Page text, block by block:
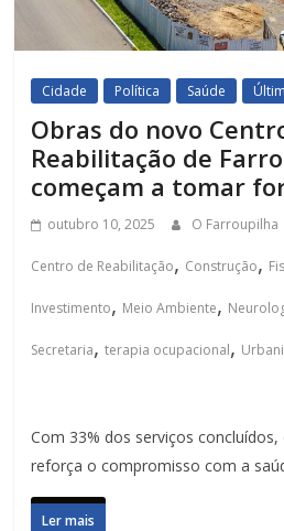
Cidade Política Saúde
Obras do novo
Reabilitação de
começam a tomar
outubro 10, 2025 O Farroupilha
Centro de Reabilitação, Construção,
Investimento, Meio Ambiente,
Secretaria,terapia ocupacional,
Com 33% dos serviços concluídos,
reforça o compromisso com a
Ler mais